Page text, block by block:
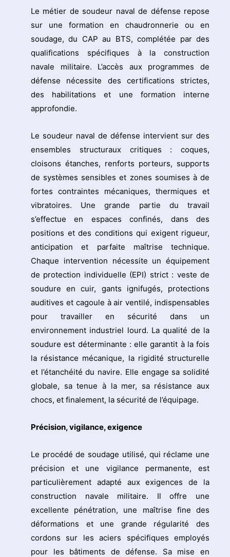
Le métier de soudeur naval de défense repose
sur une formation en chaudronnerie ou en
soudage, du CAP au BTS, complétée par des
qualifications spécifiques à la construction
navale militaire. L’accès aux programmes de
défense nécessite des certifications strictes,
des habilitations et une formation interne
approfondie.
Le soudeur naval de défense intervient sur des
ensembles structuraux critiques : coques,
cloisons étanches, renforts porteurs, supports
de systèmes sensibles et zones soumises à de
fortes contraintes mécaniques, thermiques et
vibratoires. Une grande partie du travail
s’effectue en espaces confinés, dans des
positions et des conditions qui exigent rigueur,
anticipation et parfaite maîtrise technique.
Chaque intervention nécessite un équipement
de protection individuelle (EPI) strict : veste de
soudure en cuir, gants ignifugés, protections
auditives et cagoule à air ventilé, indispensables
pour travailler en sécurité dans un
environnement industriel lourd. La qualité de la
soudure est déterminante : elle garantit à la fois
la résistance mécanique, la rigidité structurelle
et l’étanchéité du navire. Elle engage sa solidité
globale, sa tenue à la mer, sa résistance aux
chocs, et finalement, la sécurité de l’équipage.
Précision, vigilance, exigence
Le procédé de soudage utilisé, qui réclame une
précision et une vigilance permanente, est
particulièrement adapté aux exigences de la
construction navale militaire. Il offre une
excellente pénétration, une maîtrise fine des
déformations et une grande régularité des
cordons sur les aciers spécifiques employés
pour les bâtiments de défense. Sa mise en